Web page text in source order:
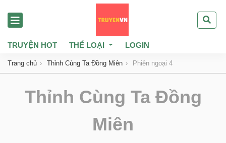
TRUYỆN HOT THỂ LOẠI LOGIN
Trang chủ Thỉnh Cùng Ta Đồng Miên Phiên ngoại 4
Thỉnh Cùng Ta Đồng
Miên